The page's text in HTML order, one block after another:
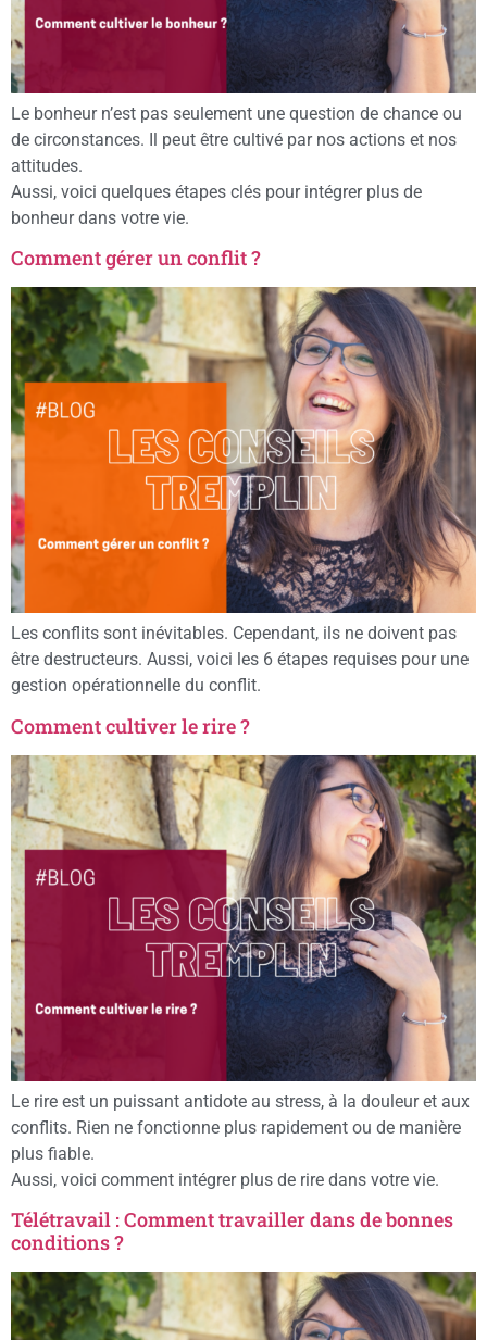
Le bonheur n’est pas seulement une question de chance ou
de circonstances. Il peut être cultivé par nos actions et nos
attitudes.
Aussi, voici quelques étapes clés pour intégrer plus de
bonheur dans votre vie.
Comment gérer un conflit ?
Les conflits sont inévitables. Cependant, ils ne doivent pas
être destructeurs. Aussi, voici les 6 étapes requises pour une
gestion opérationnelle du conflit.
Comment cultiver le rire ?
Le rire est un puissant antidote au stress, à la douleur et aux
conflits. Rien ne fonctionne plus rapidement ou de manière
plus fiable.
Aussi, voici comment intégrer plus de rire dans votre vie.
Télétravail : Comment travailler dans de bonnes
conditions ?